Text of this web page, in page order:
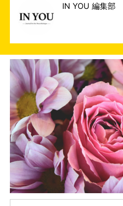
IN YOU 編集部